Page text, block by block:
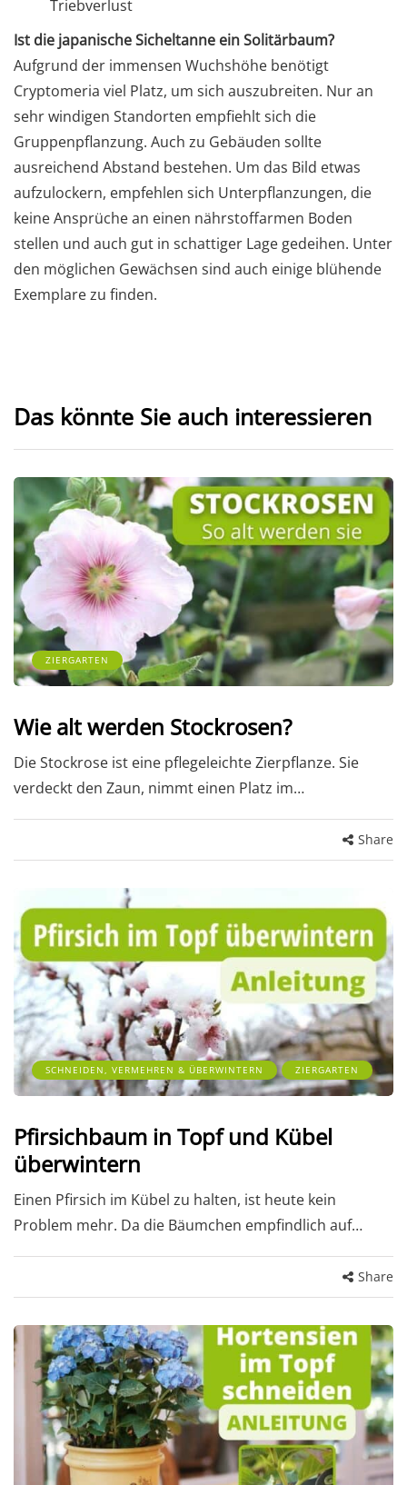
Triebverlust
Ist die japanische Sicheltanne ein Solitärbaum?
Aufgrund der immensen Wuchshöhe benötigt
Cryptomeria viel Platz, um sich auszubreiten. Nur an
sehr windigen Standorten empfiehlt sich die
Gruppenpflanzung. Auch zu Gebäuden sollte
ausreichend Abstand bestehen. Um das Bild etwas
aufzulockern, empfehlen sich Unterpflanzungen, die
keine Ansprüche an einen nährstoffarmen Boden
stellen und auch gut in schattiger Lage gedeihen. Unter
den möglichen Gewächsen sind auch einige blühende
Exemplare zu finden.
Das könnte Sie auch interessieren
ZIERGARTEN
Wie alt werden Stockrosen?
Die Stockrose ist eine pflegeleichte Zierpflanze. Sie
verdeckt den Zaun, nimmt einen Platz im…
Share
SCHNEIDEN, VERMEHREN & ÜBERWINTERN ZIERGARTEN
Pfirsichbaum in Topf und Kübel
überwintern
Einen Pfirsich im Kübel zu halten, ist heute kein
Problem mehr. Da die Bäumchen empfindlich auf…
Share